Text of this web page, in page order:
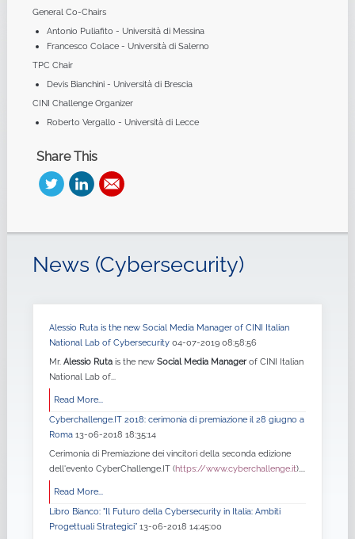
General Co-Chairs
Antonio Puliafito - Università di Messina
Francesco Colace - Università di Salerno
TPC Chair
Devis Bianchini - Università di Brescia
CINI Challenge Organizer
Roberto Vergallo - Università di Lecce
Share This
News (Cybersecurity)
Alessio Ruta is the new Social Media Manager of CINI Italian
National Lab of Cybersecurity 04-07-2019 08:58:56
Mr. Alessio Rutais the new Social Media Managerof CINI Italian
National Lab of...
Read More...
Cyberchallenge.IT 2018: cerimonia di premiazione il 28 giugno a
Roma 13-06-2018 18:35:14
Cerimonia di Premiazione dei vincitori della seconda edizione
dell'evento CyberChallenge.IT (https://www.cyberchallenge.it)....
Read More...
Libro Bianco: "Il Futuro della Cybersecurity in Italia: Ambiti
Progettuali Strategici” 13-06-2018 14:45:00